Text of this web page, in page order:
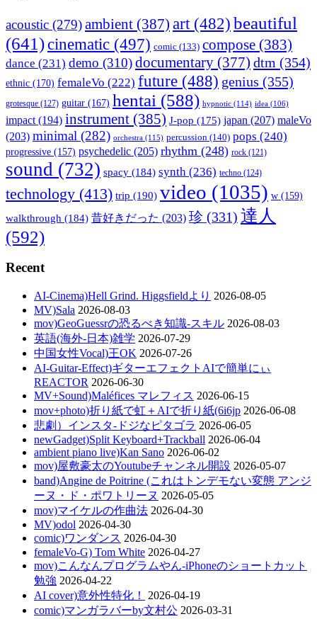
acoustic (279)ambient (387) art (482) beautiful
(641)cinematic (497) comic (133) compose (383)
dance (231) demo (310)documentary (377) dtm (354)
ethnic (170) femaleVo (222) future (488) genius (355)
grotesque (127) guitar (167) hentai (588) hypnotic (114) idea (106)
impact (194) instrument (385) J-pop (175) japan (207) maleVo
(203) minimal (282) orchestra (115) percussion (140) pops (240)
progressive (157) psychedelic (205) rhythm (248) rock (121)
sound (732) spacy (184) synth (236) techno (124)
technology (413) trip (190) video (1035) w (159)
walkthrough (184) 昔好きだった (203) 珍 (331) 達人
(592)
Recent
AI-Cinema)Hell Grind. Higgsfieldより 2026-08-05
MV)Sala 2026-08-03
mov)GeoGuessrの恐るべき知識-スキル 2026-08-03
英語(海外-日本)雑学 2026-07-29
中国女性Vocal)王OK 2026-07-26
AI-Guitar-Effect)ギターエフェクトAIで簡単にぃ
REACTOR 2026-06-30
MV+Sound)Maléfices マレフィス 2026-06-15
mov+photo)折り紙で虹＋AIで折り紙(6i6jp 2026-06-08
悲劇）インスタ-ドジなピタゴラ 2026-06-05
newGadget)Split Keyboard+Trackball 2026-06-04
ambient piano live)Kan Sano 2026-06-02
mov)屋敷豪太のYoutubeチャンネル開設 2026-05-07
band)Angine de Poitrine (これはトンデモない変態 アンジ
ーヌ・ド・ポワトリーヌ 2026-05-05
mov)マイケルの作曲法 2026-04-30
MV)odol 2026-04-30
comic)ワンダンス 2026-04-30
femaleVo-G) Tom White 2026-04-27
mov)こんなんプログラムやん-iPhoneのショートカット
勉強 2026-04-22
AI cover)意外性特化！
2026-04-19
comic)マンガラバーby文村公 2026-03-31